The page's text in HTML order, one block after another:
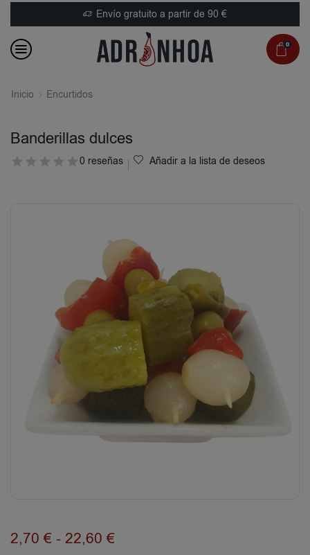
Envío gratuito a partir de 90 €
0
Inicio Encurtidos
Banderillas dulces
0 reseñas Añadir a la lista de deseos
2,70 € - 22,60 €